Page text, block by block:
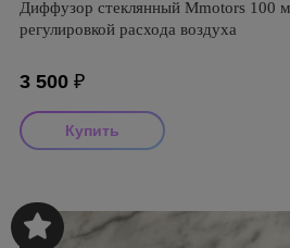
Диффузор стеклянный Mmotors 100
регулировкой расхода воздуха
3 500 ₽